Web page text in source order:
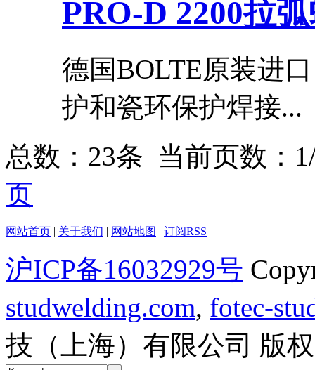
PRO-D 2200拉
德国BOLTE原装进
护和瓷环保护焊接...
总数：23条 当前页数： 1
页
网站首页 | 关于我们 | 网站地图 | 订阅RSS
沪ICP备16032929号
studwelding.com, fotec-
技（上海）有限公司 版